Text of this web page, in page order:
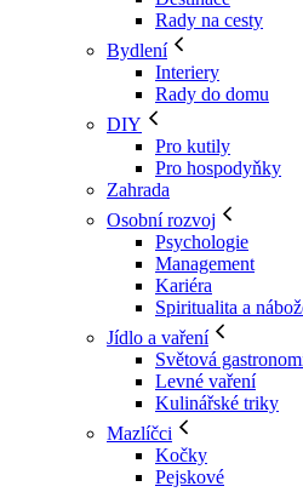
Rady na cesty
Bydlení
Interiery
Rady do domu
DIY
Pro kutily
Pro hospodyňky
Zahrada
Osobní rozvoj
Psychologie
Management
Kariéra
Spiritualita a
Jídlo a vaření
Světová
Levné vaření
Kulinářské triky
Mazlíčci
Kočky
Pejskové